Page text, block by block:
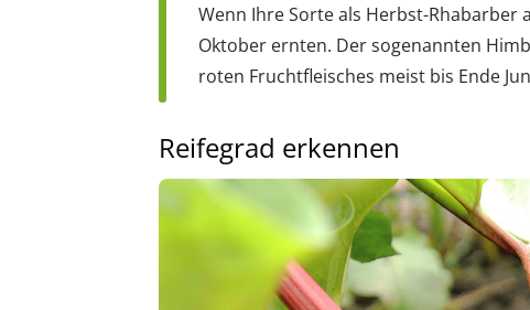
Wenn Ihre Sorte als Herbst-Rhabarber
Oktober ernten. Der sogenannten
roten Fruchtfleisches meist bis Ende
Reifegrad erkennen